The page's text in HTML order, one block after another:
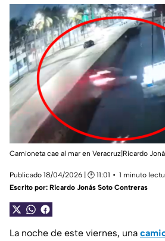
Camioneta cae al mar en Veracruz|Ricardo
Publicado 18/04/2026 | 🕑 11:01
1 minuto
Escrito por: Ricardo Jonás Soto Contreras
La noche de este viernes, una